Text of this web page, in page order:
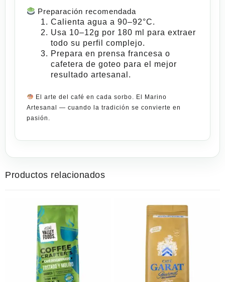
Preparación recomendada
Calienta agua a 90–92°C.
Usa 10–12g por 180 ml para extraer
todo su perfil complejo.
Prepara en prensa francesa o
cafetera de goteo para el mejor
resultado artesanal .
El arte del café en cada sorbo. El Marino
Artesanal — cuando la tradición se convierte en
pasión.
Productos relacionados